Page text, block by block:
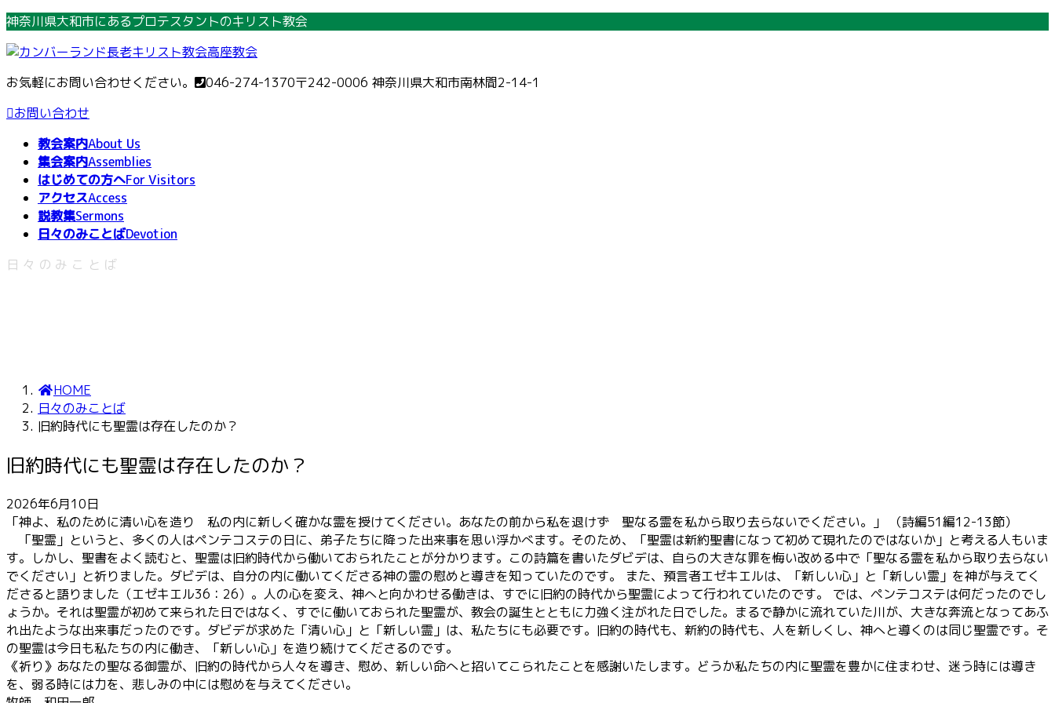
コ
テ
ン
ツ
へ
ナ
ゲ
ー
シ
ョ
神奈川県大和市にあるプロテスタントのキリスト教会
お気軽にお問い合わせください。 046-274-1370〒242-0006 神奈川県大和市南林間2-14-1
お問い合わせ
教会案内About Us
集会案内Assemblies
はじめての方へFor Visitors
アクセスAccess
説教集Sermons
日々のみことばDevotion
日々のみことば
HOME
日々のみことば
旧約時代にも聖霊は存在したのか？
旧約時代にも聖霊は存在したのか？
2026年6月10日
「神よ、私のために清い心を造り 私の内に新しく確かな霊を授けてください。あなたの前から私を退けず 聖なる霊を私から取り去らないでください。」 （詩編51編12-13節）
「聖霊」というと、多くの人はペンテコステの日に、弟子たちに降った出来事を思い浮かべます。そのため、「聖霊は新約聖書になって初めて現れたのではないか」と考える人もいま
す。しかし、聖書をよく読むと、聖霊は旧約時代から働いておられたことが分かります。この詩篇を書いたダビデは、自らの大きな罪を悔い改める中で「聖なる霊を私から取り去らない
でください」と祈りました。ダビデは、自分の内に働いてくださる神の霊の慰めと導きを知っていたのです。 また、預言者エゼキエルは、「新しい心」と「新しい霊」を神が与えてく
ださると語りました（エゼキエル36：26）。人の心を変え、神へと向かわせる働きは、すでに旧約の時代から聖霊によって行われていたのです。 では、ペンテコステは何だったのでし
ょうか。それは聖霊が初めて来られた日ではなく、すでに働いておられた聖霊が、教会の誕生とともに力強く注がれた日でした。まるで静かに流れていた川が、大きな奔流となってあふ
れ出たような出来事だったのです。ダビデが求めた「清い心」と「新しい霊」は、私たちにも必要です。旧約の時代も、新約の時代も、人を新しくし、神へと導くのは同じ聖霊です。そ
の聖霊は今日も私たちの内に働き、「新しい心」を造り続けてくださるのです。
《祈り》あなたの聖なる御霊が、旧約の時代から人々を導き、慰め、新しい命へと招いてこられたことを感謝いたします。どうか私たちの内に聖霊を豊かに住まわせ、迷う時には導き
を、弱る時には力を、悲しみの中には慰めを与えてください。